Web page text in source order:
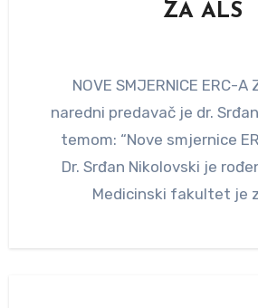
ZA ALS
NOVE SMJERNICE ERC-A ZA ALS Naš
naredni predavač je dr.
temom: “Nove smjernice
Dr. Srđan Nikolovski je
Medicinski fakultet je